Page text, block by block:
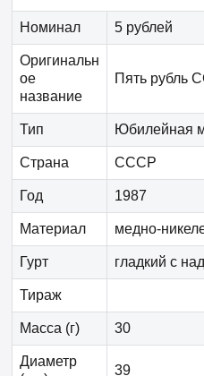
Номинал 5 рублей
Оригинальн
ое
название
Пять рубль
Тип Юбилейная
Страна СССР
Год 1987
Материал медно-
Гурт гладкий с
Тираж
Масса (г) 30
Диаметр
39